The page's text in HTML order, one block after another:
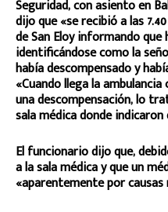
Seguridad, con asiento en
dijo que «se recibió a las
de San Eloy informando
identificándose como la
había descompensado y
«Cuando llega la
una descompensación, lo
sala médica donde
El funcionario dijo que,
a la sala médica y que un
«aparentemente por causas